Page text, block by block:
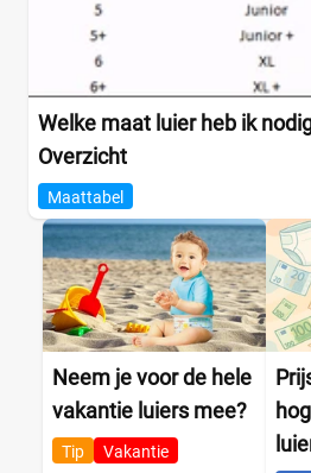
Welke maat luier heb ik
Overzicht
Maattabel
Neem je voor de hele
vakantie luiers mee?
Tip Vakantie